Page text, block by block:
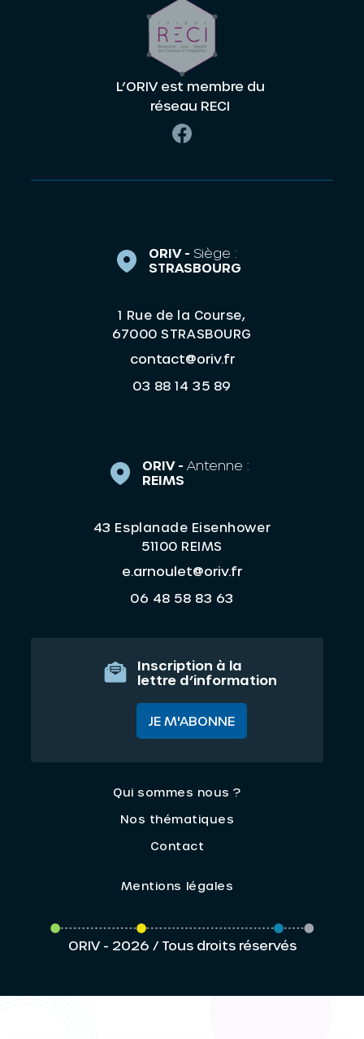
L’ORIV est membre du
réseau RECI
ORIV - Siège :
STRASBOURG
1 Rue de la Course,
67000 STRASBOURG
contact@oriv.fr
03 88 14 35 89
ORIV - Antenne :
REIMS
43 Esplanade Eisenhower
51100 REIMS
e.arnoulet@oriv.fr
06 48 58 83 63
Inscription à la
lettre d’information
JE M'ABONNE
Qui sommes nous ?
Nos thématiques
Contact
Mentions légales
ORIV - 2026 / Tous droits réservés